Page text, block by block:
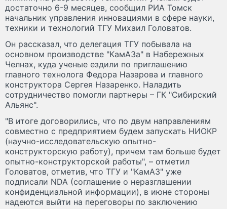
достаточно 6-9 месяцев, сообщил РИА Томск
начальник управления инновациями в сфере науки,
техники и технологий ТГУ Михаил Головатов.
Он рассказал, что делегация ТГУ побывала на
основном производстве "КамАЗа" в Набережных
Челнах, куда ученые ездили по приглашению
главного технолога Федора Назарова и главного
конструктора Сергея Назаренко. Наладить
сотрудничество помогли партнеры – ГК "Сибирский
Альянс".
"В итоге договорились, что по двум направлениям
совместно с предприятием будем запускать НИОКР
(научно-исследовательскую опытно-
конструкторскую работу), причем там больше будет
опытно-конструкторской работы", – отметил
Головатов, отметив, что ТГУ и "КамАЗ" уже
подписали NDA (соглашение о неразглашении
конфиденциальной информации), в июне стороны
надеются выйти на переговоры по заключению